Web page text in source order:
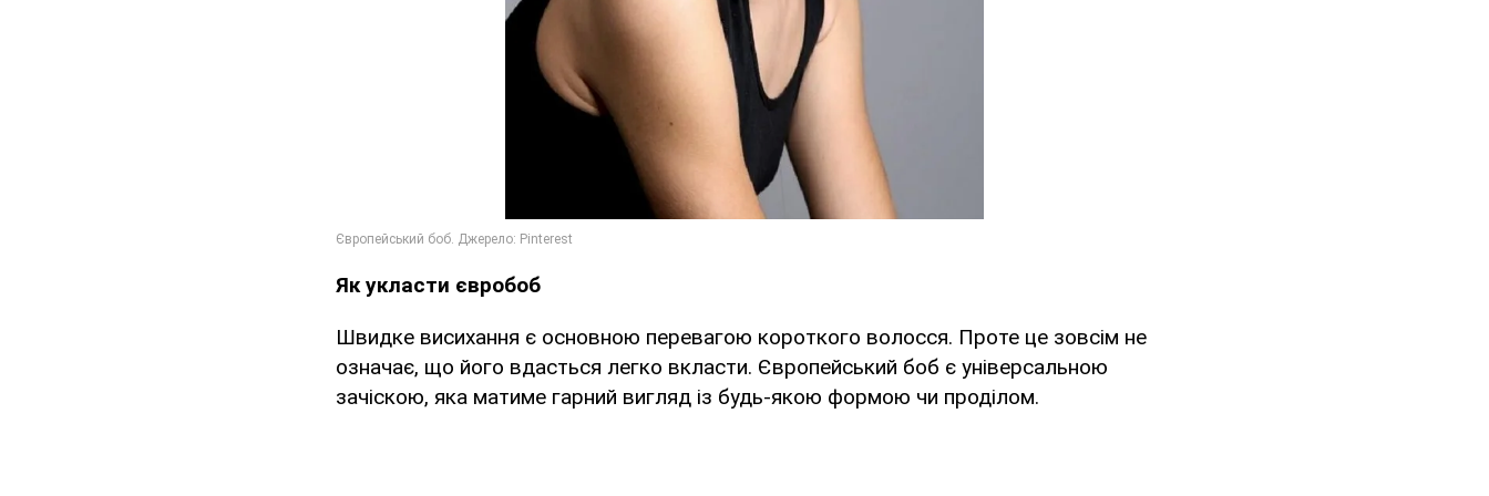
Як укласти євробоб
Швидке висихання є основною перевагою короткого волосся. Проте це зовсім не
означає, що його вдасться легко вкласти. Європейський боб є універсальною
зачіскою, яка матиме гарний вигляд із будь-якою формою чи проділом.